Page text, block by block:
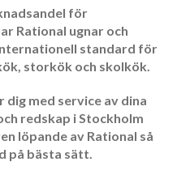
för
Rational ugnar och
standard för
storkök och skolkök.
dig med service av dina
redskap i Stockholm
löpande av Rational så
på bästa sätt.